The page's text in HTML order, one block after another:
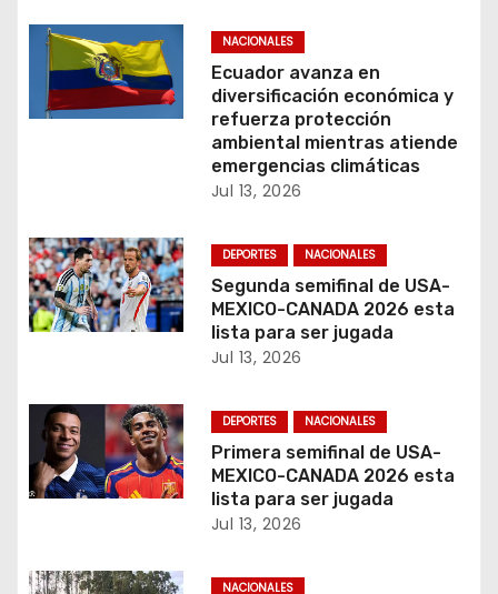
d
e
e
r
a
a
s
NACIONALES
Ecuador avanza en
diversificación económica y
refuerza protección
ambiental mientras atiende
emergencias climáticas
Jul 13, 2026
DEPORTES NACIONALES
Segunda semifinal de USA-
MEXICO-CANADA 2026 esta
lista para ser jugada
Jul 13, 2026
DEPORTES NACIONALES
Primera semifinal de USA-
MEXICO-CANADA 2026 esta
lista para ser jugada
Jul 13, 2026
NACIONALES